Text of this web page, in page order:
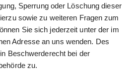
Sperrung oder Löschung dieser
sowie zu weiteren Fragen zum
Sie sich jederzeit unter der im
Adresse an uns wenden. Des
Beschwerderecht bei der
zu.